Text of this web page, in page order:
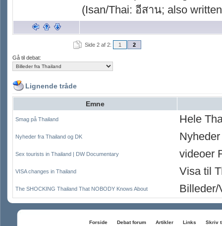
(Isan/Thai: อีสาน; also
Side 2 af 2: 1 2
Gå til debat:
Lignende tråde
Emne
Smag på Thailand Hele
Nyheder fra Thailand og DK
Sex tourists in Thailand | DW Documentary videoer
VISA changes in Thailand Visa til
The SHOCKING Thailand That NOBODY Knows About Billeder/
Forside Debat forum Artikler Links Skriv